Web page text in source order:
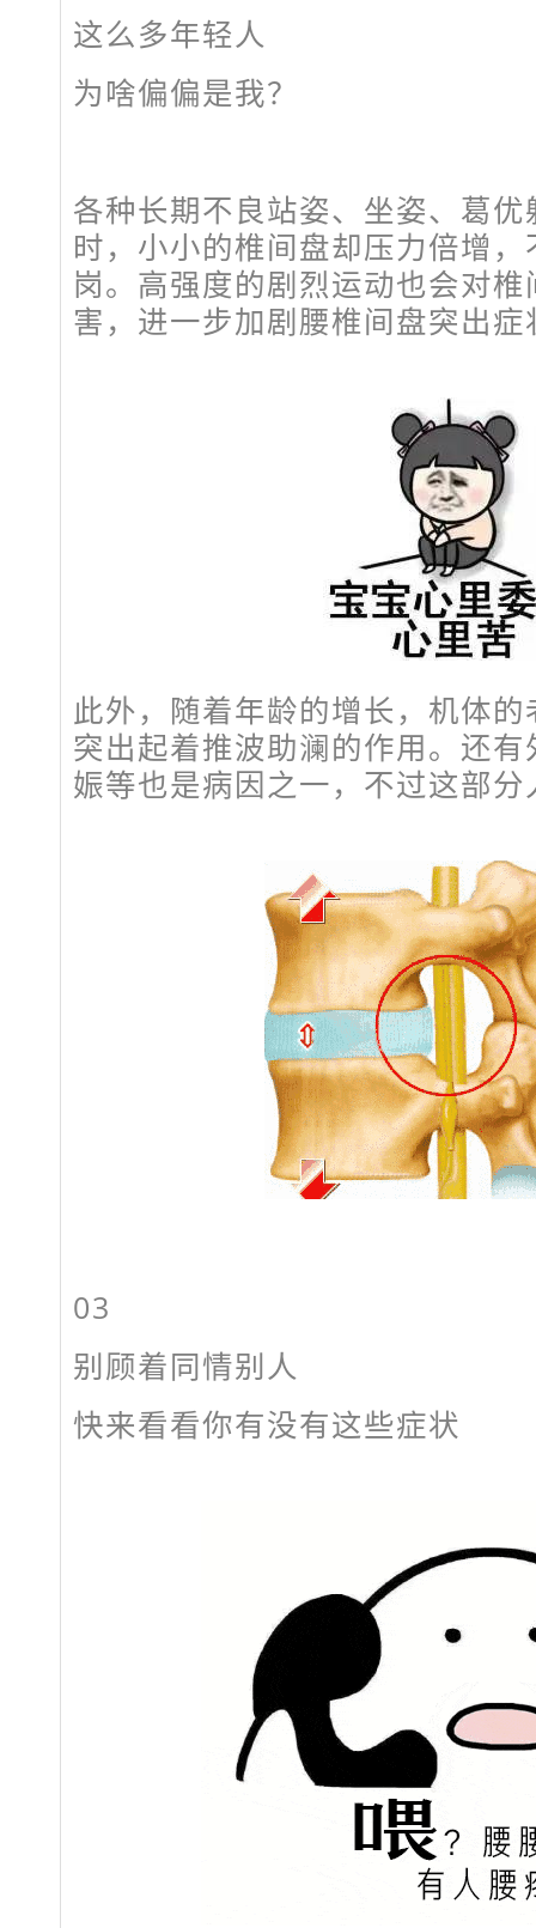
这么多年轻人
为啥偏偏是我？
各种长期不良站姿、坐姿、葛
时，小小的椎间盘却压力倍增
岗。高强度的剧烈运动也会对
害，进一步加剧腰椎间盘突出症
此外，随着年龄的增长，机体
突出起着推波助澜的作用。还
娠等也是病因之一，不过这部
03
别顾着同情别人
快来看看你有没有这些症状